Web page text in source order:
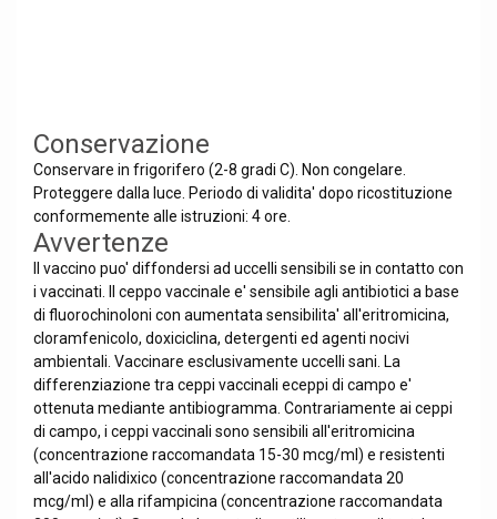
Conservazione
Conservare in frigorifero (2-8 gradi C). Non congelare.
Proteggere dalla luce. Periodo di validita' dopo ricostituzione
conformemente alle istruzioni: 4 ore.
Avvertenze
Il vaccino puo' diffondersi ad uccelli sensibili se in contatto con
i vaccinati. Il ceppo vaccinale e' sensibile agli antibiotici a base
di fluorochinoloni con aumentata sensibilita' all'eritromicina,
cloramfenicolo, doxiciclina, detergenti ed agenti nocivi
ambientali. Vaccinare esclusivamente uccelli sani. La
differenziazione tra ceppi vaccinali eceppi di campo e'
ottenuta mediante antibiogramma. Contrariamente ai ceppi
di campo, i ceppi vaccinali sono sensibili all'eritromicina
(concentrazione raccomandata 15-30 mcg/ml) e resistenti
all'acido nalidixico (concentrazione raccomandata 20
mcg/ml) e alla rifampicina (concentrazione raccomandata